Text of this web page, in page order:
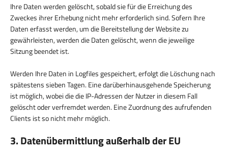
Ihre Daten werden gelöscht, sobald sie für die Erreichung des
Zweckes ihrer Erhebung nicht mehr erforderlich sind. Sofern Ihre
Daten erfasst werden, um die Bereitstellung der Website zu
gewährleisten, werden die Daten gelöscht, wenn die jeweilige
Sitzung beendet ist.
Werden Ihre Daten in Logfiles gespeichert, erfolgt die Löschung nach
spätestens sieben Tagen. Eine darüberhinausgehende Speicherung
ist möglich, wobei die die IP-Adressen der Nutzer in diesem Fall
gelöscht oder verfremdet werden. Eine Zuordnung des aufrufenden
Clients ist so nicht mehr möglich.
3. Datenübermittlung außerhalb der EU